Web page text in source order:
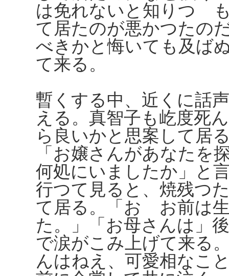
は免れないと知りつゝ
て居たのが悪かつたの
べきかと悔いても及ば
て来る。
暫くする中、近くに話
える。真智子も屹度死
ら良いかと思案して居
「お嬢さんがあなたを
何処にいましたか」と
行つて見ると、焼残つ
て居る。「おゝお前は
た。」「お母さんは」
で涙がこみ上げて来る
んはねえ、可愛相なこ